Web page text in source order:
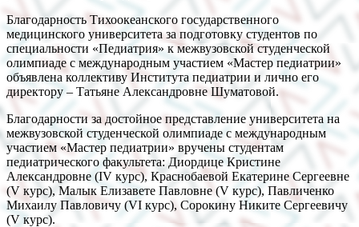
Благодарность Тихоокеанского государственного
медицинского университета за подготовку студентов по
специальности «Педиатрия» к межвузовской студенческой
олимпиаде с международным участием «Мастер педиатрии»
объявлена коллективу Института педиатрии и лично его
директору – Татьяне Александровне Шуматовой.
Благодарности за достойное представление университета на
межвузовской студенческой олимпиаде с международным
участием «Мастер педиатрии» вручены студентам
педиатрического факультета: Диордице Кристине
Александровне (IV курс), Краснобаевой Екатерине Сергеевне
(V курс), Малык Елизавете Павловне (V курс), Павличенко
Михаилу Павловичу (VI курс), Сорокину Никите Сергеевичу
(V курс).